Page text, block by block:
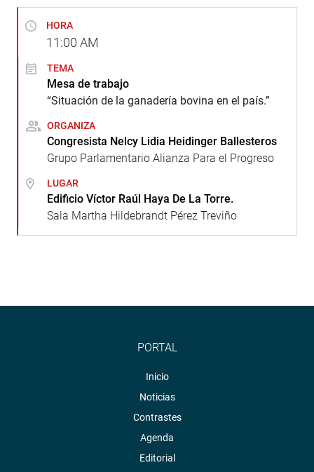
HORA
11:00 AM
TEMA
Mesa de trabajo
“Situación de la ganadería bovina en el país.”
ORGANIZA
Congresista Nelcy Lidia Heidinger Ballesteros
Grupo Parlamentario Alianza Para el Progreso
LUGAR
Edificio Víctor Raúl Haya De La Torre.
Sala Martha Hildebrandt Pérez Treviño
PORTAL
Inicio
Noticias
Contrastes
Agenda
Editorial